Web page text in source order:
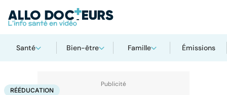
Santé Bien-être Famille Émissions
AccueilSantéMaladies Maladies cardiaques
RÉÉDUCATION